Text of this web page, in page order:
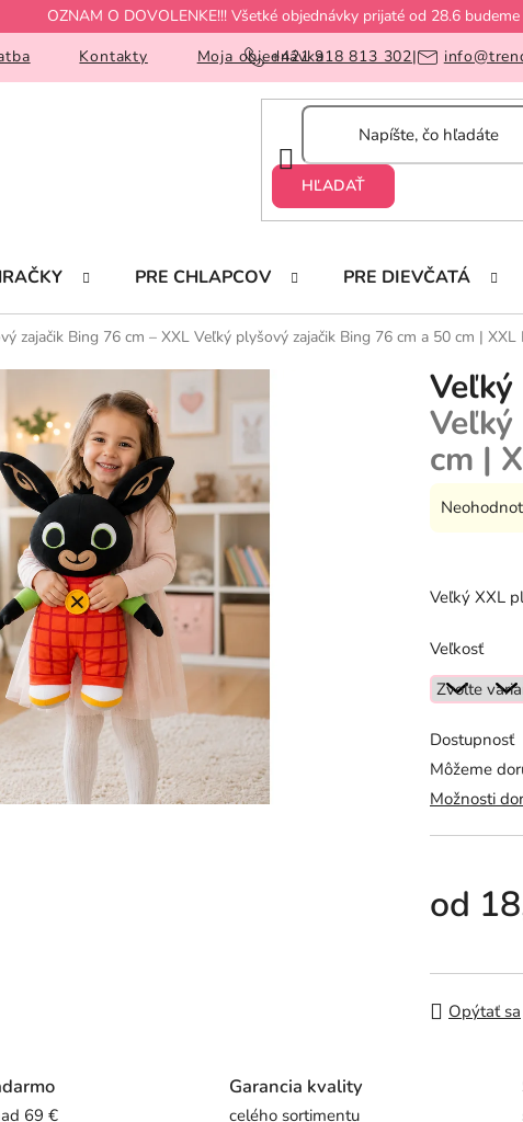
OZNAM O DOVOLENKE!!! Všetké objednávky prijaté od 28.6
Kontakty Moja objednávka+421 918 813 302|
HĽADAŤ
PRE CHLAPCOV PRE DIEVČATÁ
zajačik Bing 76 cm – XXL Veľký plyšový zajačik Bing 76 cm a 50 cm | XXL
Veľký
cm |
Priemerné
je
z
5
hviezdičiek.
Veľký XXL
Veľkosť
Dostupnosť
Môžeme
Možnosti
od
Opýtať sa
69 €
Garancia kvality
celého sortimentu